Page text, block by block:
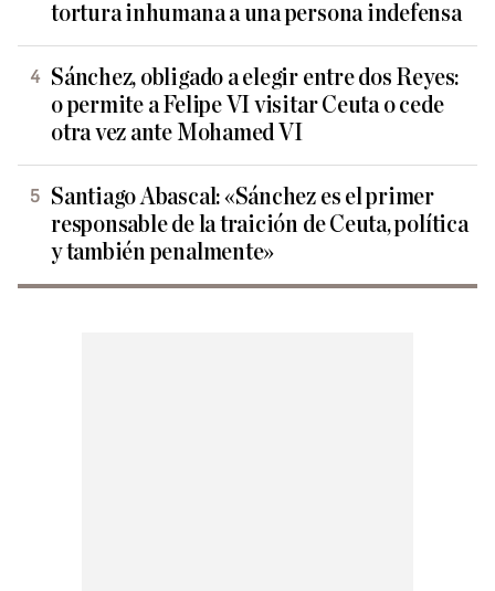
tortura inhumana a una persona indefensa
Sánchez, obligado a elegir entre dos Reyes:
o permite a Felipe VI visitar Ceuta o cede
otra vez ante Mohamed VI
Santiago Abascal: «Sánchez es el primer
responsable de la traición de Ceuta, política
y también penalmente»